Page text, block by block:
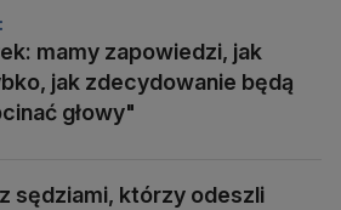
mamy zapowiedzi, jak
jak zdecydowanie będą
głowy"
sędziami, którzy odeszli